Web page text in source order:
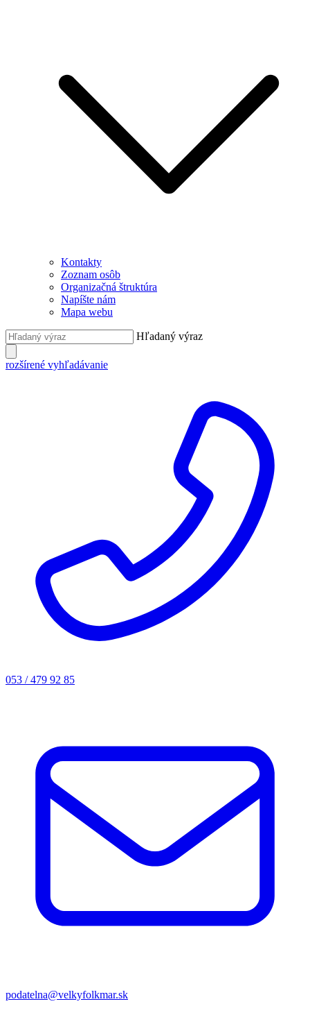
Kontakty
Zoznam osôb
Organizačná štruktúra
Napíšte nám
Mapa webu
Hľadaný výraz
rozšírené vyhľadávanie
053 / 479 92 85
podatelna@velkyfolkmar.sk